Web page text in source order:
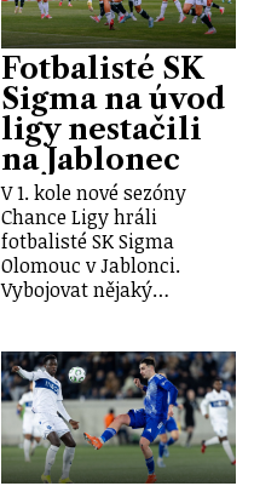
Fotbalisté SK
Sigma na úvod
ligy nestačili
na Jablonec
V 1. kole nové sezóny
Chance Ligy hráli
fotbalisté SK Sigma
Olomouc v Jablonci.
Vybojovat nějaký…